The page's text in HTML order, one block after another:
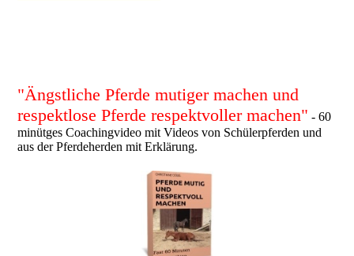
"Ängstliche Pferde mutiger machen und
respektlose Pferde respektvoller machen" - 60
minütges Coachingvideo mit Videos von Schülerpferden und
aus der Pferdeherden mit Erklärung.